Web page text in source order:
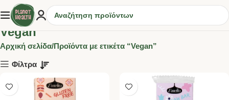
Vegan
Αρχική σελίδα Προϊόντα με ετικέτα “Vegan”
Φίλτρα